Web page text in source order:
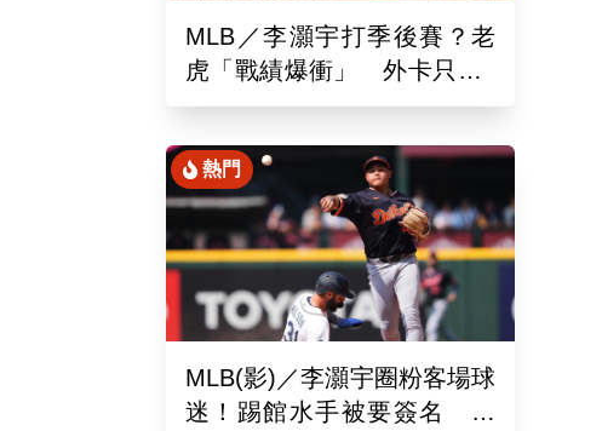
MLB／李灝宇打季後賽？老
虎「戰績爆衝」 外卡只差1
場、客場6系列賽連勝
熱門
MLB(影)／李灝宇圈粉客場球
迷！踢館水手被要簽名 當